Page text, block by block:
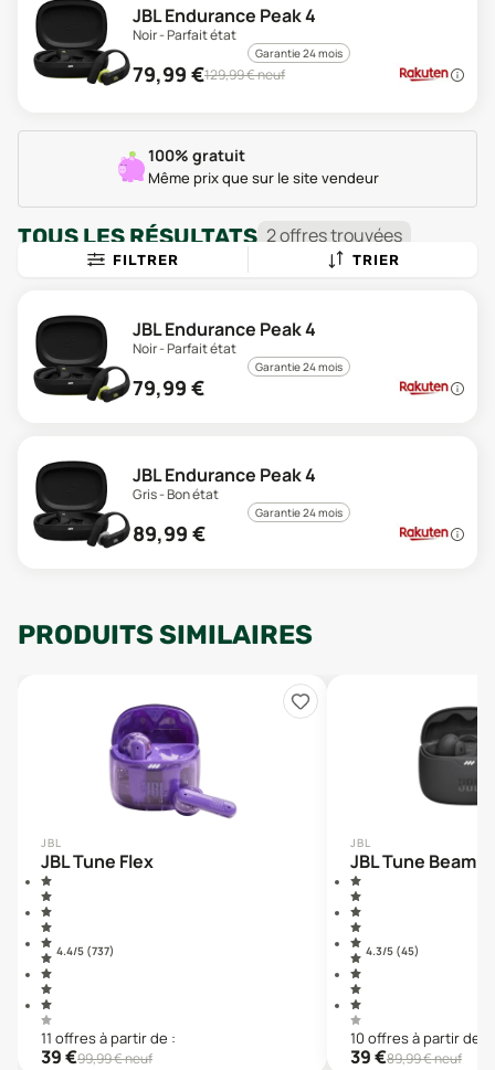
JBL Endurance Peak 4
Noir - Parfait état
Garantie 24 mois
79,99 €129,99€ neuf
100% gratuit
Même prix que sur le site vendeur
TOUS LES RÉSULTATS 2offrestrouvées
FILTRER TRIER
JBL Endurance Peak 4
Noir - Parfait état
Garantie 24 mois
79,99 €
JBL Endurance Peak 4
Gris - Bon état
Garantie 24 mois
89,99 €
PRODUITS SIMILAIRES
JBL
JBL Tune Flex
4.4/5 (737)
11 offresà partir de :
39€99,99€ neuf
JBL
JBL Tune Beam
4.3/5 (45)
10 offresà partir de :
39€89,99€ neuf